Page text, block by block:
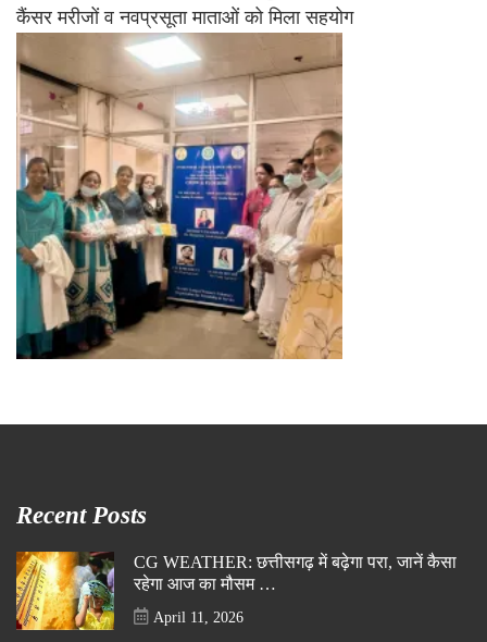
कैंसर मरीजों व नवप्रसूता माताओं को मिला सहयोग
Recent Posts
CG WEATHER: छत्तीसगढ़ में बढ़ेगा परा, जानें कैसा
रहेगा आज का मौसम …
April 11, 2026